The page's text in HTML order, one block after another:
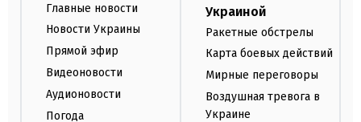
Главные новости
Новости Украины
Прямой эфир
Видеоновости
Аудионовости
Погода
Украиной
Ракетные обстрелы
Карта боевых действий
Мирные переговоры
Воздушная тревога в
Украине